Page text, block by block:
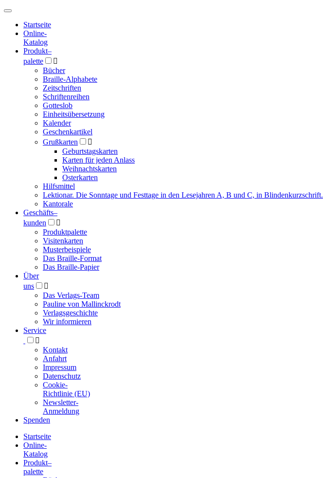
Hauptmenü
Hauptmenü
Startseite
Online-
Katalog
Produkt–
palette

Bücher
Braille-Alphabete
Zeitschriften
Schriftenreihen
Gotteslob
Einheitsübersetzung
Kalender
Geschenkartikel
Grußkarten

Geburtstagskarten
Karten für jeden Anlass
Weihnachtskarten
Osterkarten
Hilfsmittel
Lektionar. Die Sonntage und Festtage in den Lesejahren A, B und C, in Blindenkurzschrift.
Kantorale
Geschäfts­–
kunden

Produktpalette
Visitenkarten
Musterbeispiele
Das Braille-Format
Das Braille-Papier
Über
uns

Das Verlags-Team
Pauline von Mallinckrodt
Verlagsgeschichte
Wir informieren
Service

Kontakt
Anfahrt
Impressum
Datenschutz
Cookie-
Richtlinie (EU)
Newsletter-
Anmeldung
Spenden
Blindenschrift-
Verlag
Startseite
Online-
Katalog
Produkt–
palette